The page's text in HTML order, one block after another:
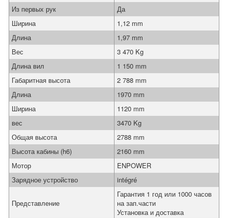
Из первых рук
Да
Ширина
1,12 mm
Длина
1,97 mm
Вес
3 470 Kg
Длина вил
1 150 mm
Габаритная высота
2 788 mm
Длина
1970 mm
Ширина
1120 mm
вес
3470 Kg
Общая высота
2788 mm
Высота кабины (h6)
2160 mm
Мотор
ENPOWER
Зарядное устройство
intégré
Представление
Гарантия 1 год или 1000 часов
на зап.части
Установка и доставка